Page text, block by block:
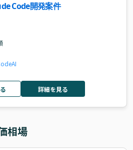
Code開発案件
AI
詳細を見る
相場